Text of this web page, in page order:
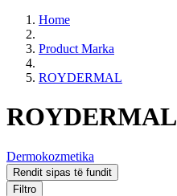
Home
Product Marka
ROYDERMAL
ROYDERMAL
Dermokozmetika
Rendit sipas të fundit
Filtro